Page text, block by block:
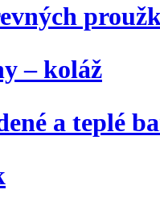
– koláž
a teplé